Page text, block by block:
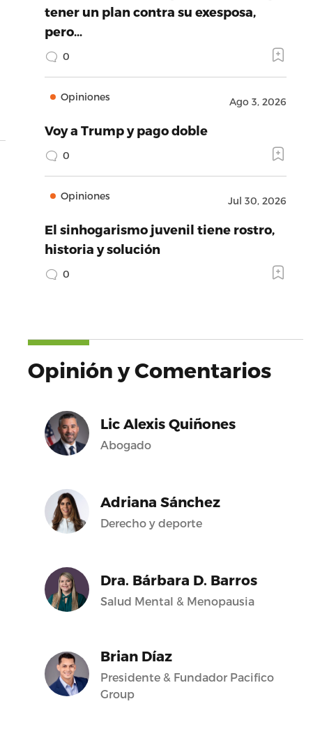
tener un plan contra su exesposa,
pero…
0
Opiniones Ago 3, 2026
Voy a Trump y pago doble
0
Opiniones Jul 30, 2026
El sinhogarismo juvenil tiene rostro,
historia y solución
0
Opinión y Comentarios
Lic Alexis Quiñones
Abogado
Adriana Sánchez
Derecho y deporte
Dra. Bárbara D. Barros
Salud Mental & Menopausia
Brian Díaz
Presidente & Fundador Pacifico
Group